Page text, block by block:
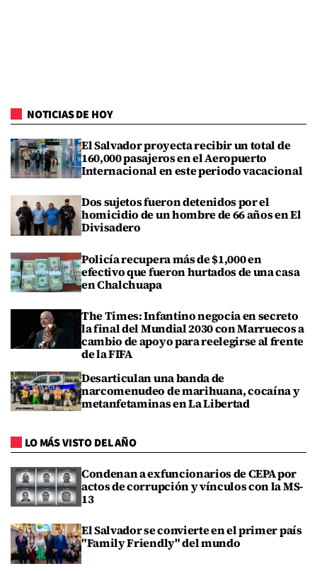
NOTICIAS DE HOY
El Salvador proyecta recibir un total de
160,000 pasajeros en el Aeropuerto
Internacional en este periodo vacacional
Dos sujetos fueron detenidos por el
homicidio de un hombre de 66 años en El
Divisadero
Policía recupera más de $1,000 en
efectivo que fueron hurtados de una casa
en Chalchuapa
The Times: Infantino negocia en secreto
la final del Mundial 2030 con Marruecos a
cambio de apoyo para reelegirse al frente
de la FIFA
Desarticulan una banda de
narcomenudeo de marihuana, cocaína y
metanfetaminas en La Libertad
LO MÁS VISTO DEL AÑO
Condenan a exfuncionarios de CEPA por
actos de corrupción y vínculos con la MS-
13
El Salvador se convierte en el primer país
"Family Friendly" del mundo